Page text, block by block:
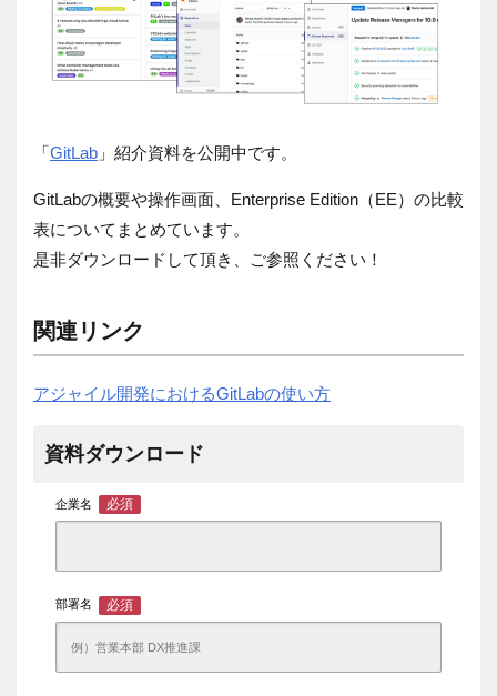
「GitLab 」紹介資料を公開中です。
GitLabの概要や操作画面、Enterprise Edition（EE）の比較
表についてまとめています。
是非ダウンロードして頂き、ご参照ください！
関連リンク
アジャイル開発におけるGitLabの使い方
資料ダウンロード
企業名 必須
部署名 必須